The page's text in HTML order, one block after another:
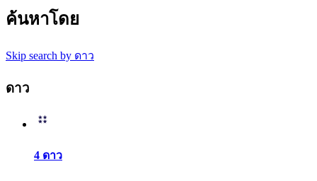
ค้นหาโดย
Skip search by ดาว
ดาว
4 ดาว